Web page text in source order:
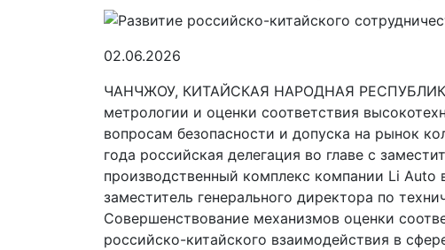
02.06.2026
ЧАНЧЖОУ, КИТАЙСКАЯ НАРОДНАЯ РЕСПУБЛИКА,
метрологии и оценки соответствия
вопросам безопасности и допуска на рынок
года российская делегация во главе с
производственный комплекс компании Li
заместитель генерального директора по
Совершенствование механизмов оценки
российско-китайского взаимодействия в